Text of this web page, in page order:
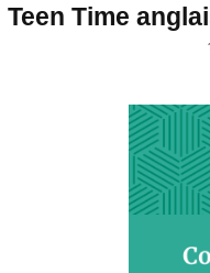
Teen Time